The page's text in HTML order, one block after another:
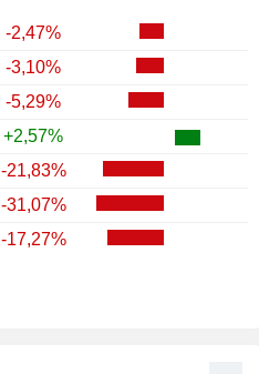
-2,47%
-3,10%
-5,29%
+2,57%
-21,83%
-31,07%
-17,27%